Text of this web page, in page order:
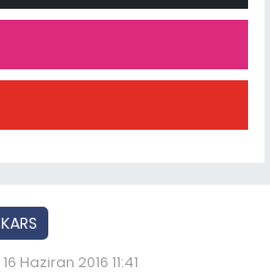
KARS
Haziran 2016 11:41